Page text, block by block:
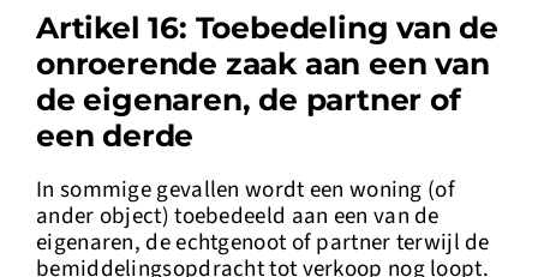
Artikel 16: Toebedeling van de
onroerende zaak aan een van
de eigenaren, de partner of
een derde
In sommige gevallen wordt een woning (of
ander object) toebedeeld aan een van de
eigenaren, de echtgenoot of partner terwijl de
bemiddelingsopdracht tot verkoop nog loopt.